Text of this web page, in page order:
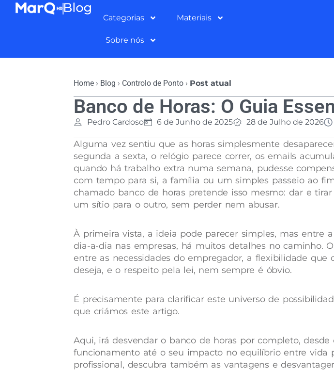
Categorias Materiais
Sobre nós
Home › Blog › Controlo de Ponto › Post atual
Banco de Horas: O Guia
Pedro Cardoso 6 de Junho de 2025 28 de Julho de 2026
Alguma vez sentiu que as horas simplesmente
segunda a sexta, o relógio parece correr, os emails
quando há trabalho extra numa semana, pudesse
com tempo para si, a família ou um simples passeio ao
chamado banco de horas pretende isso mesmo: dar e
um sítio para o outro, sem perder nem abusar.
À primeira vista, a ideia pode parecer simples, mas entre
dia-a-dia nas empresas, há muitos detalhes no caminho.
entre as necessidades do empregador, a flexibilidade que
deseja, e o respeito pela lei, nem sempre é óbvio.
É precisamente para clarificar este universo de
que criámos este artigo.
Aqui, irá desvendar o banco de horas por completo, desde
funcionamento até o seu impacto no equilíbrio entre vida
profissional, descubra também as vantagens e